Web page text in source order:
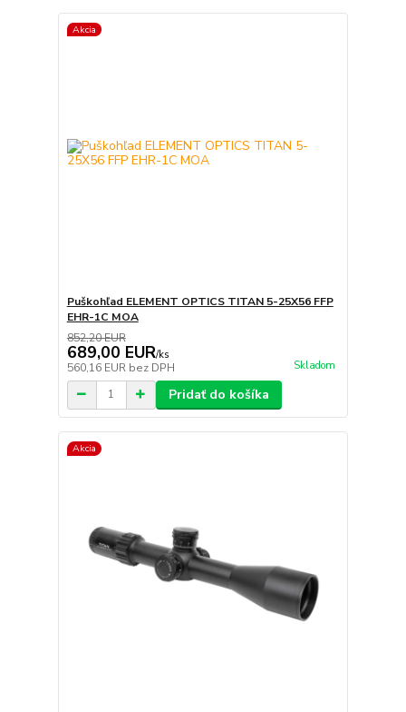
Akcia
Puškohľad ELEMENT OPTICS TITAN 5-25X56 FFP
EHR-1C MOA
852,20 EUR
689,00 EUR/ks
560,16 EUR bez DPH Skladom
Pridať do košíka
Akcia